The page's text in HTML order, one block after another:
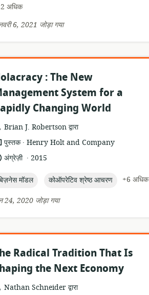
अधिक
6, 2021 जोड़ा गया
: The New
System for a
Changing World
Brian J. Robertson द्वारा
प्रारूप:
पुस्तक .
प्रकाशक:
Henry Holt and Company
अंग्रेज़ी .
प्रकाशन
2015
मॉडल topic:
कोऑपरेटिव श्रेष्ठ आचरण
+6 अधिक
24, 2020 जोड़ा गया
Radical Tradition That Is
the Next Economy
Nathan Schneider द्वारा